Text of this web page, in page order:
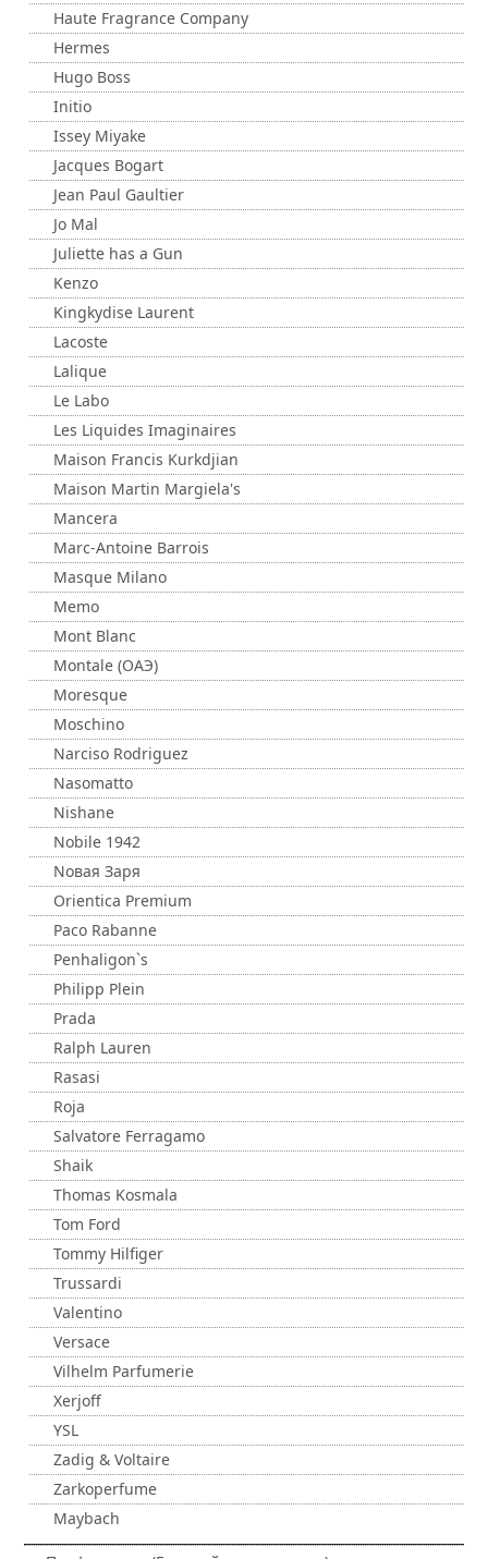
Haute Fragrance Company
Hermes
Hugo Boss
Initio
Issey Miyake
Jacques Bogart
Jean Paul Gaultier
Jo Mal
Juliette has a Gun
Kenzo
Kingkydise Laurent
Lacoste
Lalique
Le Labo
Les Liquides Imaginaires
Maison Francis Kurkdjian
Maison Martin Margiela's
Mancera
Marc-Antoine Barrois
Masque Milano
Memo
Mont Blanc
Montale (ОАЭ)
Moresque
Moschino
Narciso Rodriguez
Nasomatto
Nishane
Nobile 1942
Nовая Заря
Orientica Premium
Paco Rabanne
Penhaligon`s
Philipp Plein
Prada
Ralph Lauren
Rasasi
Roja
Salvatore Ferragamo
Shaik
Thomas Kosmala
Tom Ford
Tommy Hilfiger
Trussardi
Valentino
Versace
Vilhelm Parfumerie
Xerjoff
YSL
Zadig & Voltaire
Zarkoperfume
Maybach